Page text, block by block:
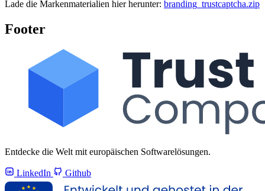
Lade die Markenmaterialien hier herunter: branding_trustcaptcha.zip
Footer
Entdecke die Welt mit europäischen Softwarelösungen.
LinkedIn Github